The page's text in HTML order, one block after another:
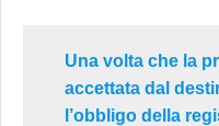
Una volta che la
accettata dal
l’obbligo della